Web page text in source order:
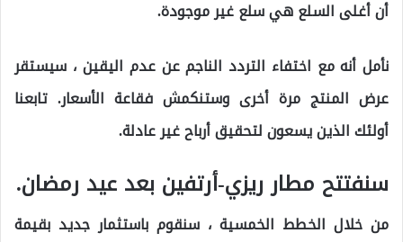
أن أغلى السلع هي سلع غير موجودة.
نأمل أنه مع اختفاء التردد الناجم عن عدم اليقين ، سيستقر
عرض المنتج مرة أخرى وستنكمش فقاعة الأسعار. تابعنا
أولئك الذين يسعون لتحقيق أرباح غير عادلة.
سنفتتح مطار ريزي-أرتفين بعد عيد رمضان.
من خلال الخطط الخمسية ، سنقوم باستثمار جديد بقيمة